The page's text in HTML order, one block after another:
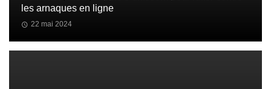
les arnaques en ligne
22 mai 2024